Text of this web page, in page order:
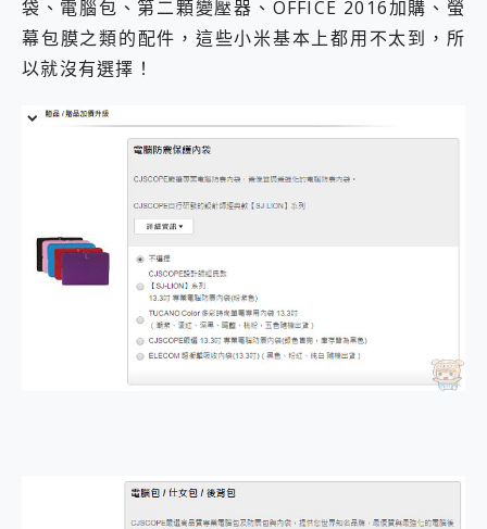
袋、電腦包、第二顆變壓器、OFFICE 2016加購、螢
幕包膜之類的配件，這些小米基本上都用不太到，所
以就沒有選擇！